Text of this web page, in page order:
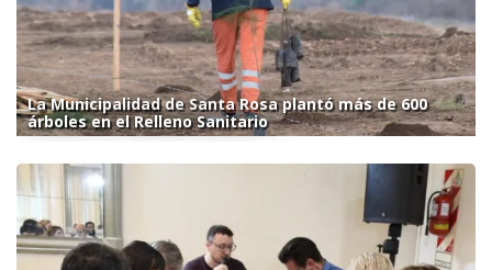
La Municipalidad de Santa Rosa plantó más de 600
árboles en el Relleno Sanitario